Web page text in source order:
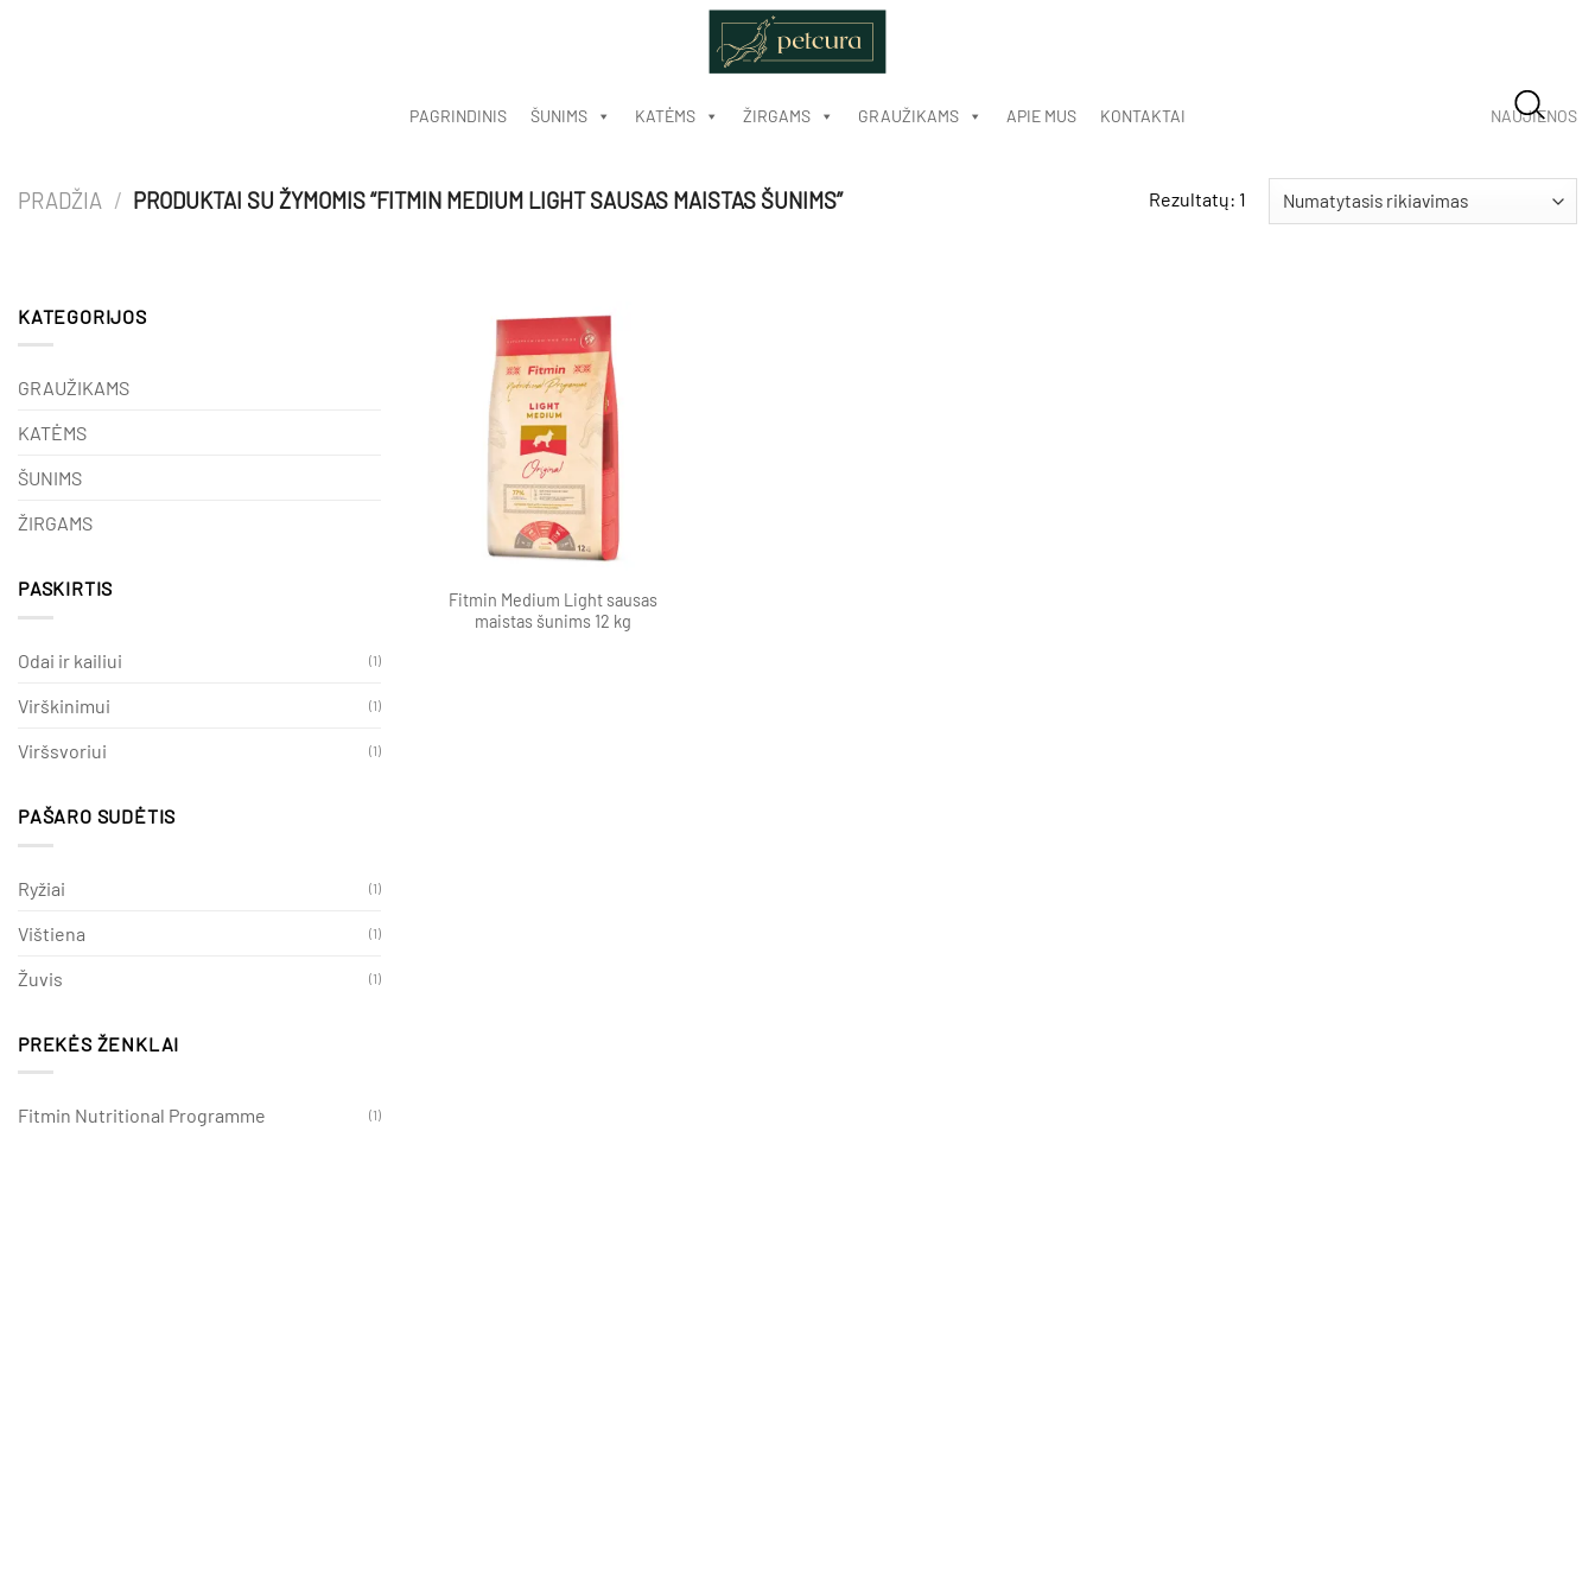
PAGRINDINIS ŠUNIMS KATĖMS ŽIRGAMS GRAUŽIKAMS APIE MUS KONTAKTAI NAUJIENOS
PRADŽIA / PRODUKTAI SU ŽYMOMIS “FITMIN MEDIUM LIGHT SAUSAS MAISTAS ŠUNIMS” Rezultatų: 1
KATEGORIJOS
GRAUŽIKAMS
KATĖMS
ŠUNIMS
ŽIRGAMS
PASKIRTIS
Odai ir kailiui (1)
Virškinimui (1)
Viršsvoriui (1)
PAŠARO SUDĖTIS
Ryžiai (1)
Vištiena (1)
Žuvis (1)
PREKĖS ŽENKLAI
Fitmin Nutritional Programme (1)
Fitmin Medium Light sausas
maistas šunims 12 kg